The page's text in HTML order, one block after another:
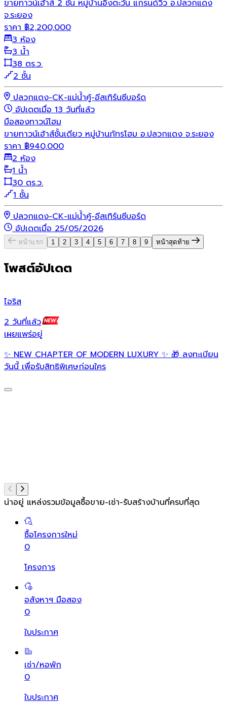
ขายทาวน์เฮ้าส์ 2 ชั้น หมู่บ้านอิงตะวัน แกรนด์วิว อ.ปลวกแดง
จ.ระยอง
ราคา ฿2,200,000
3 ห้อง
3 น้ำ
38 ตร.ว.
2 ชั้น
ปลวกแดง-CK-แม่น้ำคู้-อีสเทิร์นซีบอร์ด
อัปเดตเมื่อ 13 วันที่แล้ว
มือสองทาวน์โฮม
ขายทาวน์เฮ้าส์ชั้นเดียว หมู่บ้านภัทรโฮม อ.ปลวกแดง จ.ระยอง
ราคา ฿940,000
2 ห้อง
1 น้ำ
30 ตร.ว.
1 ชั้น
ปลวกแดง-CK-แม่น้ำคู้-อีสเทิร์นซีบอร์ด
อัปเดตเมื่อ 25/05/2026
หน้าแรก 1 2 3 4 5 6 7 8 9 หน้าสุดท้าย
โพสต์อัปเดต
ไอริส
2 วันที่แล้ว
เผยแพร่อยู่
✨ NEW CHAPTER OF MODERN LUXURY ✨ 🎁 ลงทะเบียน
วันนี้ เพื่อรับสิทธิพิเศษก่อนใคร
น่าอยู่ แหล่งรวมข้อมูลซื้อขาย-เช่า-รับสร้างบ้านที่ครบที่สุด
ซื้อโครงการใหม่
0
โครงการ
อสังหาฯ มือสอง
0
ใบประกาศ
เช่า/หอพัก
0
ใบประกาศ